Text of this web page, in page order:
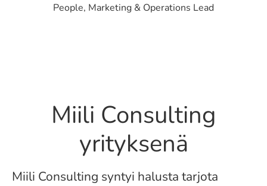
People, Marketing & Operations Lead
Miili Consulting
yrityksenä
Miili Consulting syntyi halusta tarjota